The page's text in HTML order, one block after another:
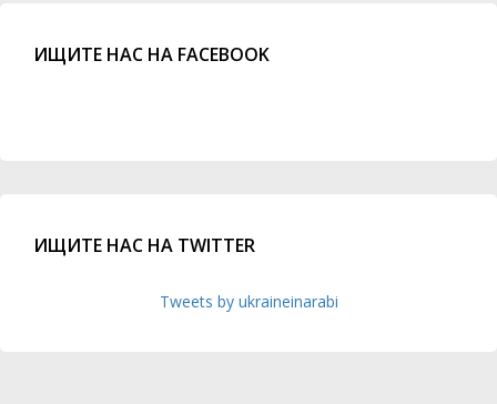
ИЩИТЕ НАС НА FACEBOOK
ИЩИТЕ НАС НА TWITTER
Tweets by ukraineinarabi